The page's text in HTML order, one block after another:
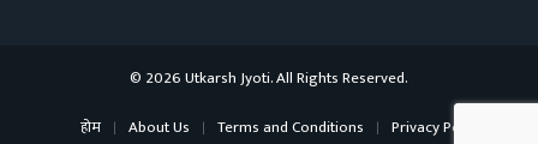
© 2026 Utkarsh Jyoti. All Rights Reserved.
होम
About Us Terms and Conditions Privacy Policy